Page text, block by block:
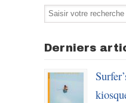
Derniers